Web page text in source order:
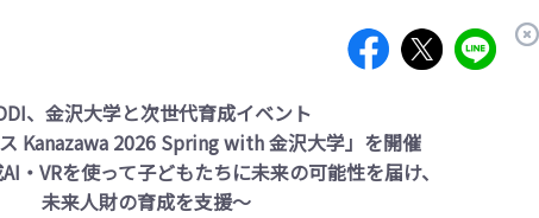
、金沢大学と次世代育成イベント
ス Kanazawa 2026 Spring with 金沢大学」を開催
・VRを使って子どもたちに未来の可能性を届け、
未来人財の育成を支援～